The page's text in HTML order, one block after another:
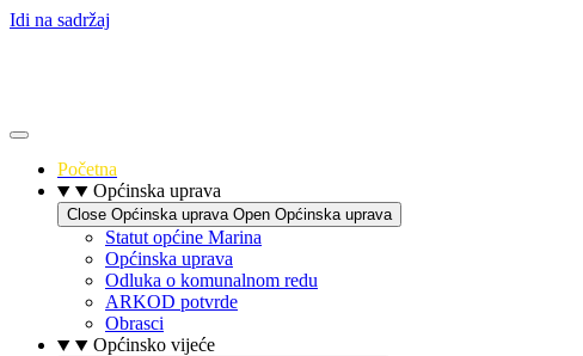
Idi na sadržaj
Početna
Općinska uprava
Close Općinska uprava Open Općinska uprava
Statut općine Marina
Općinska uprava
Odluka o komunalnom redu
ARKOD potvrde
Obrasci
Općinsko vijeće